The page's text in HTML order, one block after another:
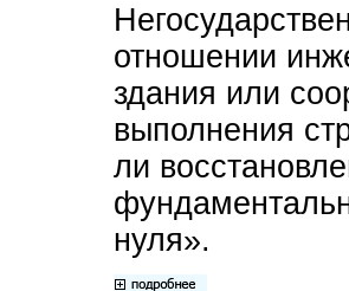
отношении
здания или
выполнения
ли
нуля».